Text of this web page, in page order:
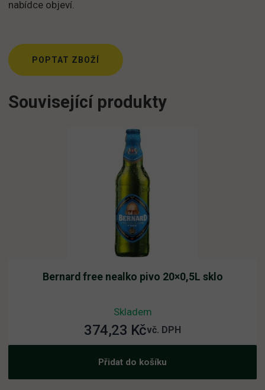
nabídce objeví.
POPTAT ZBOŽÍ
Související produkty
Bernard free nealko pivo 20×0,5L sklo
Skladem
374,23 Kčvč. DPH
Přidat do košíku